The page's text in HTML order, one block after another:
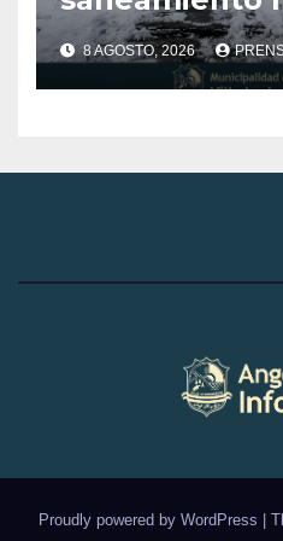
por la Secretaria de
atención al
8 AGOSTO, 2026
Proudly powered by WordPress